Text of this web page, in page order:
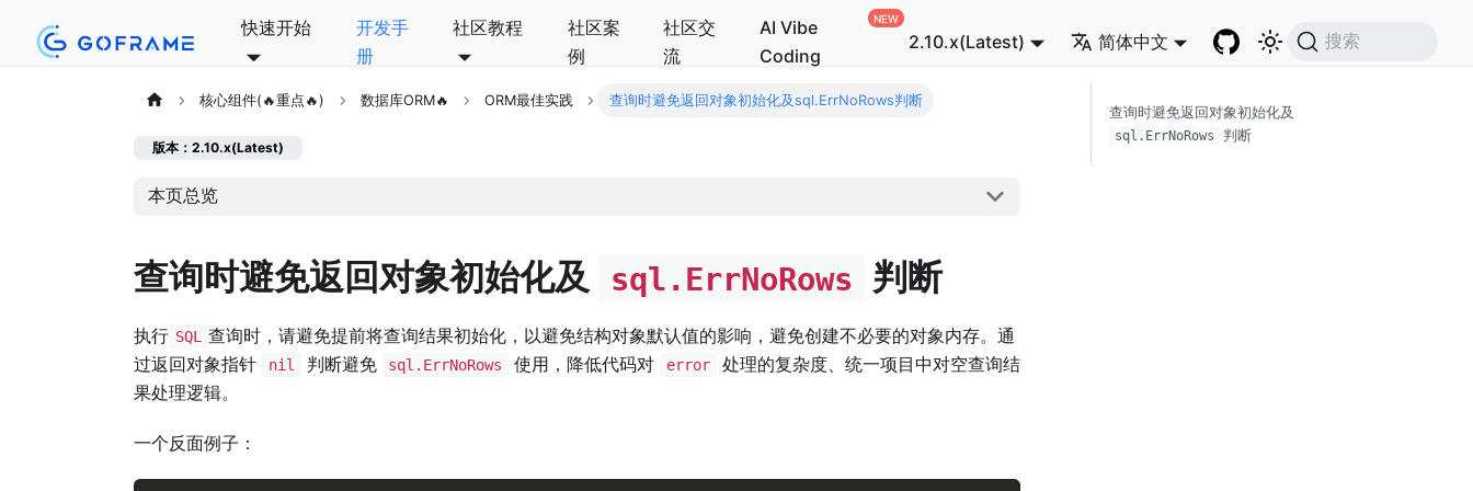
快速开始
开发手
册
社区教程
社区案
例
社区交
流
AI Vibe
Coding
2.10.x(Latest) 简体中文 搜索
核心组件(🔥重点🔥) 数据库ORM🔥 ORM最佳实践 查询时避免返回对象初始化及sql.ErrNoRows判断
版本：2.10.x(Latest)
本页总览
查询时避免返回对象初始化及 sql.ErrNoRows 判断
执行 SQL
查询时，请避免提前将查询结果初始化，以避免结构对象默认值的影响，避免创建不必要的对象内存。通
过返回对象指针
nil 判断避免 sql.ErrNoRows 使用，降低代码对 error
处理的复杂度、统一项目中对空查询结
果处理逻辑。
一个反面例子：
查询时避免返回对象初始化及
sql.ErrNoRows 判断